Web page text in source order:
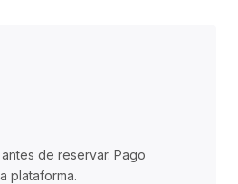
de reservar. Pago
plataforma.